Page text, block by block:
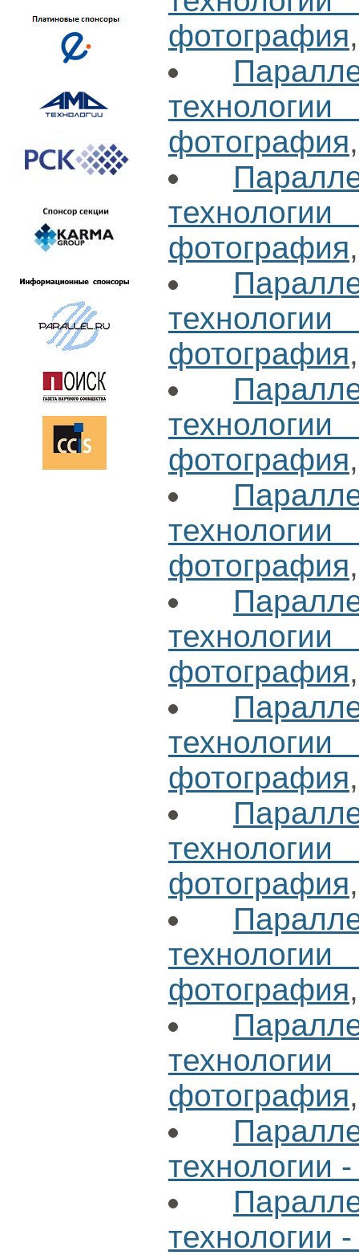
фотография
фотография
фотография
фотография
фотография
фотография
фотография
фотография
фотография
фотография
фотография
технологии
технологии